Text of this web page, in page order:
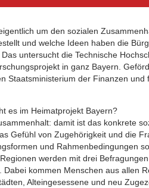
um den sozialen
und welche Ideen haben die
untersucht die Technische
in ganz Bayern.
Staatsministerium der Finanzen und
es im Heimatprojekt Bayern?
damit ist das konkrete
Gefühl von Zugehörigkeit und die
und Rahmenbedingungen
werden mit drei
Dabei kommen Menschen aus allen
Alteingesessene und neu